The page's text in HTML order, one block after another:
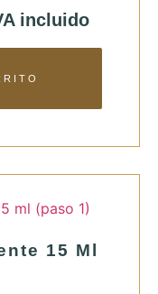
incluido
15 Ml